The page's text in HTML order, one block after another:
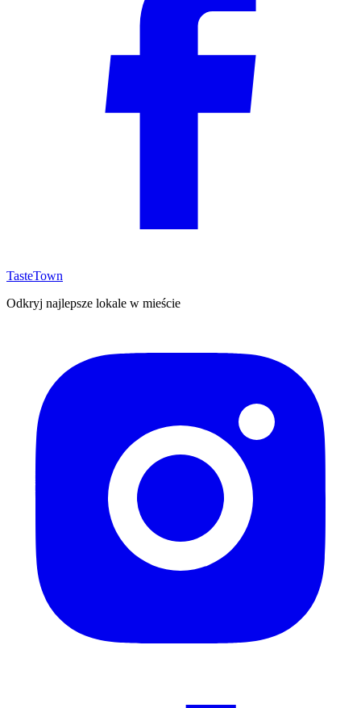
TasteTown
Odkryj najlepsze lokale w mieście